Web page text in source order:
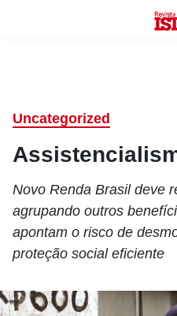
Uncategorized
Novo Renda Brasil deve
agrupando outros
apontam o risco de
proteção social eficiente